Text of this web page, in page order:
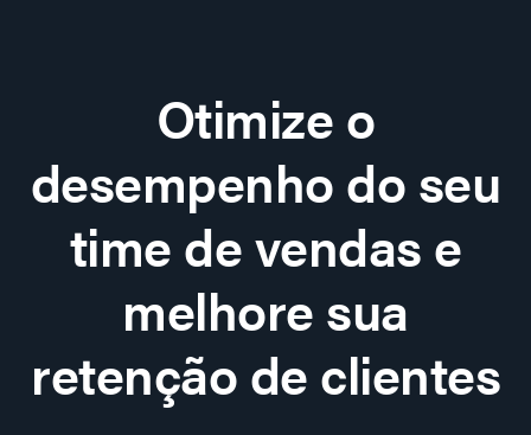
Otimize o
desempenho do seu
time de vendas e
melhore sua
retenção de clientes